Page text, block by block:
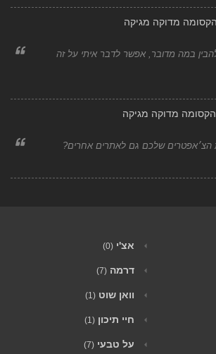
מדוקה מגיקה
במה מדובר, אפשר לדבר איתי על זה
מדוקה מגיקה
שלכם גם לאתרים אחרים?
אצ'י (0)
דרמה (7)
וואן שוט (1)
חיי תיכון (1)
על טבעי (7)